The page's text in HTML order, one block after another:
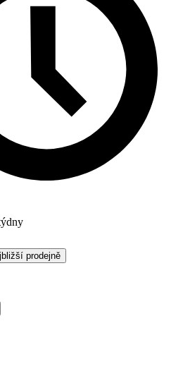
prodejně